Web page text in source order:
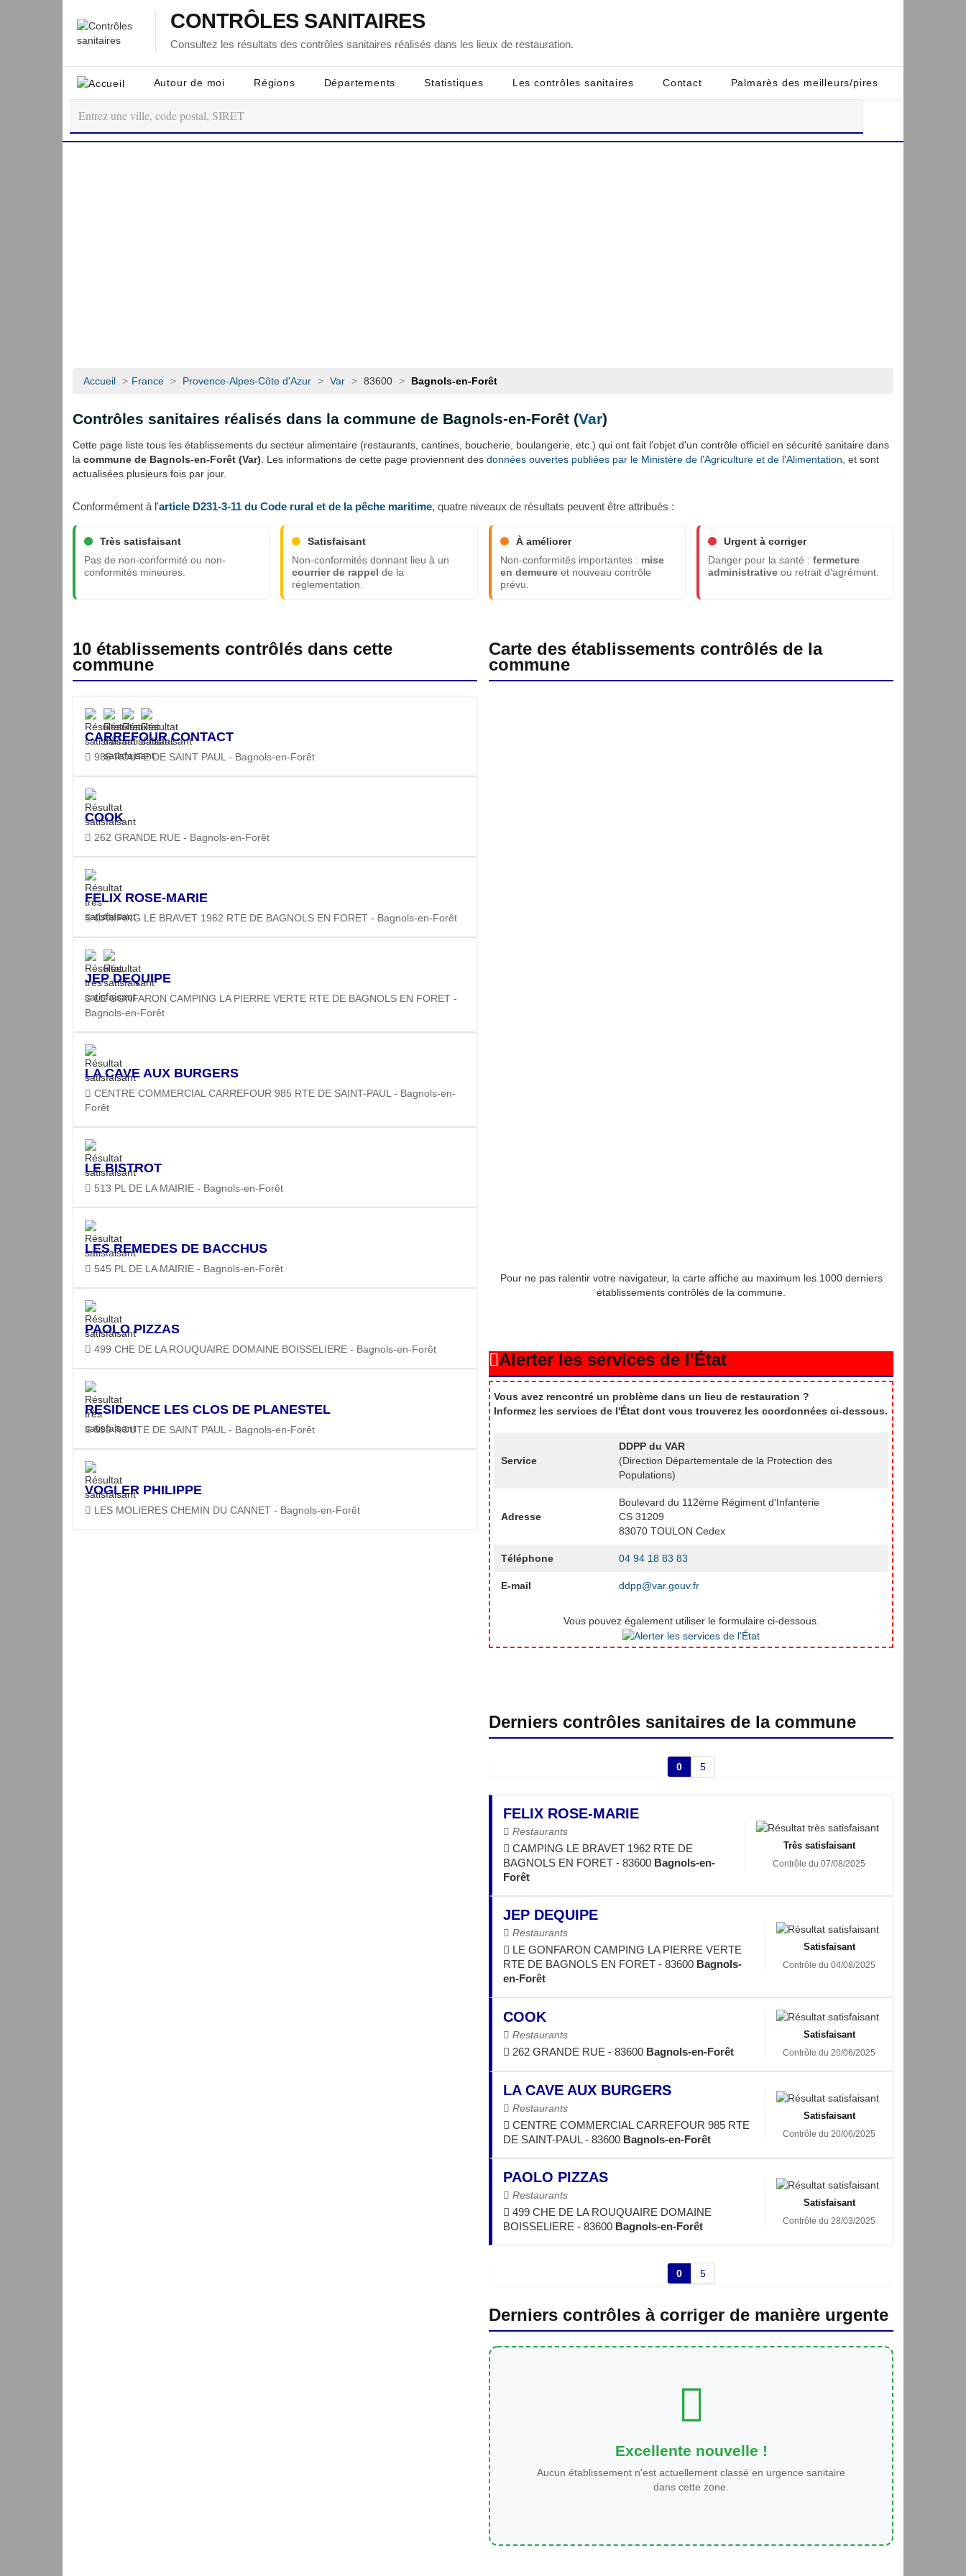
CONTRÔLES SANITAIRES
Consultez les résultats des contrôles sanitaires réalisés dans les lieux de restauration.
Autour de moi Régions Départements Statistiques Les contrôles sanitaires Contact Palmarès des meilleurs/pires
Accueil > France > Provence-Alpes-Côte d'Azur > Var > 83600 > Bagnols-en-Forêt
Contrôles sanitaires réalisés dans la commune de Bagnols-en-Forêt (Var)
Cette page liste tous les établissements du secteur alimentaire (restaurants, cantines, boucherie, boulangerie, etc.) qui ont fait l'objet d'un contrôle officiel en sécurité sanitaire dans
la commune de Bagnols-en-Forêt (Var) . Les informations de cette page proviennent des données ouvertes publiées par le Ministère de l'Agriculture et de l'Alimentation, et sont
actualisées plusieurs fois par jour.
Conformément à l'article D231-3-11 du Code rural et de la pêche maritime, quatre niveaux de résultats peuvent être attribués :
Très satisfaisant
Pas de non-conformité ou non-
conformités mineures.
Satisfaisant
Non-conformités donnant lieu à un
courrier de rappel de la
réglementation.
À améliorer
Non-conformités importantes : mise
en demeureet nouveau contrôle
prévu.
Urgent à corriger
Danger pour la santé : fermeture
administrativeou retrait d'agrément.
10 établissements contrôlés dans cette
commune
CARREFOUR CONTACT
985 ROUTE DE SAINT PAUL - Bagnols-en-Forêt
COOK
262 GRANDE RUE - Bagnols-en-Forêt
FELIX ROSE-MARIE
CAMPING LE BRAVET 1962 RTE DE BAGNOLS EN FORET - Bagnols-en-Forêt
JEP DEQUIPE
LE GONFARON CAMPING LA PIERRE VERTE RTE DE BAGNOLS EN FORET -
Bagnols-en-Forêt
LA CAVE AUX BURGERS
CENTRE COMMERCIAL CARREFOUR 985 RTE DE SAINT-PAUL - Bagnols-en-
Forêt
LE BISTROT
513 PL DE LA MAIRIE - Bagnols-en-Forêt
LES REMEDES DE BACCHUS
545 PL DE LA MAIRIE - Bagnols-en-Forêt
PAOLO PIZZAS
499 CHE DE LA ROUQUAIRE DOMAINE BOISSELIERE - Bagnols-en-Forêt
RESIDENCE LES CLOS DE PLANESTEL
599 ROUTE DE SAINT PAUL - Bagnols-en-Forêt
VOGLER PHILIPPE
LES MOLIERES CHEMIN DU CANNET - Bagnols-en-Forêt
Carte des établissements contrôlés de la
commune
Pour ne pas ralentir votre navigateur, la carte affiche au maximum les 1000 derniers
établissements contrôlés de la commune.
Alerter les services de l'État
Vous avez rencontré un problème dans un lieu de restauration ?
Informez les services de l'État dont vous trouverez les coordonnées ci-dessous.
Service
DDPP du VAR
(Direction Départementale de la Protection des
Populations)
Adresse
Boulevard du 112ème Régiment d'Infanterie
CS 31209
83070 TOULON Cedex
Téléphone 04 94 18 83 83
E-mail ddpp@var.gouv.fr
Vous pouvez également utiliser le formulaire ci-dessous.
Derniers contrôles sanitaires de la commune
0 5
FELIX ROSE-MARIE
Restaurants
CAMPING LE BRAVET 1962 RTE DE
BAGNOLS EN FORET - 83600 Bagnols-en-
Forêt
Très satisfaisant
Contrôle du 07/08/2025
JEP DEQUIPE
Restaurants
LE GONFARON CAMPING LA PIERRE VERTE
RTE DE BAGNOLS EN FORET - 83600 Bagnols-
en-Forêt
Satisfaisant
Contrôle du 04/08/2025
COOK
Restaurants
262 GRANDE RUE - 83600 Bagnols-en-Forêt
Satisfaisant
Contrôle du 20/06/2025
LA CAVE AUX BURGERS
Restaurants
CENTRE COMMERCIAL CARREFOUR 985 RTE
DE SAINT-PAUL - 83600 Bagnols-en-Forêt
Satisfaisant
Contrôle du 20/06/2025
PAOLO PIZZAS
Restaurants
499 CHE DE LA ROUQUAIRE DOMAINE
BOISSELIERE - 83600 Bagnols-en-Forêt
Satisfaisant
Contrôle du 28/03/2025
0 5
Derniers contrôles à corriger de manière urgente
Excellente nouvelle !
Aucun établissement n'est actuellement classé en urgence sanitaire
dans cette zone.